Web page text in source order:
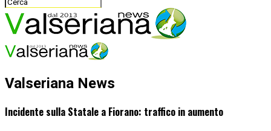
Valseriana News
Incidente sulla Statale a Fiorano: traffico in aumento